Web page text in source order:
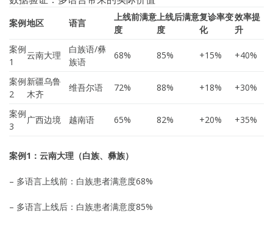
案例地区 语言
上线前满意
度
上线后满意
度
复诊率变
化
效率提
升
案例
1
云南大理
白族语/彝
族语
68% 85% +15% +40%
案例
2
新疆乌鲁
木齐
维吾尔语 72% 88% +18% +30%
案例
3
广西边境 越南语 65% 82% +20% +35%
案例1：云南大理（白族、彝族）
– 多语言上线前：白族患者满意度68%
– 多语言上线后：白族患者满意度85%